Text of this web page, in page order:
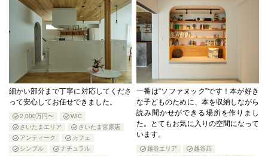
細かい部分まで丁寧に対応してくださ
って安心してお任せできました。
2,000万円〜
WIC
さいたまエリア
さいたま宮原店
アンティーク
カフェ
シンプル
ナチュラル
一番は“ソファヌック”です！本が好き
な子どものために、本を収納しながら
読み聞かせができる場所を作りまし
た。とてもお気に入りの空間になって
います。
越谷エリア
越谷店